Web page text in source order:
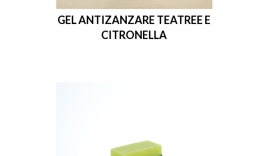
GEL ANTIZANZARE TEATREE E
CITRONELLA